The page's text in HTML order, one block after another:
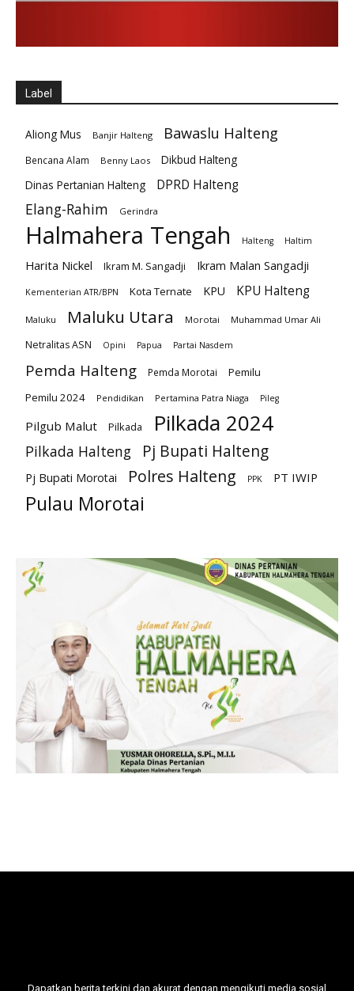
Label
Aliong Mus Banjir Halteng Bawaslu Halteng
Bencana Alam Benny Laos
Dikbud Halteng
Dinas Pertanian Halteng
DPRD Halteng
Elang-Rahim Gerindra
Halmahera Tengah Halteng Haltim
Harita Nickel Ikram M. Sangadji Ikram Malan Sangadji
Kementerian ATR/BPN Kota Ternate KPU KPU Halteng
Maluku Maluku Utara Morotai Muhammad Umar Ali
Netralitas ASN Opini Papua Partai Nasdem
Pemda Halteng Pemda Morotai
Pemilu
Pemilu 2024
Pendidikan Pertamina Patra Niaga Pileg
Pilgub Malut Pilkada Pilkada 2024
Pilkada Halteng Pj Bupati Halteng
Pj Bupati Morotai Polres Halteng PPK PT IWIP
Pulau Morotai
Dapatkan berita terkini dan akurat dengan mengikuti media sosial